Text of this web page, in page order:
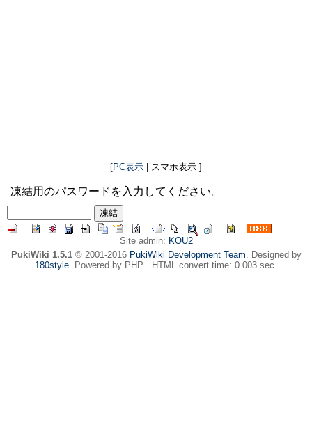
[PC表示 | スマホ表示 ]
凍結用のパスワードを入力してください。
Site admin: KOU2
PukiWiki 1.5.1© 2001-2016 PukiWiki Development Team. Designed by
180style. Powered by PHP . HTML convert time: 0.003 sec.